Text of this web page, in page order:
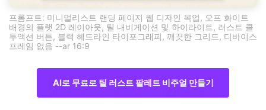
프롬프트: 미니멀리스트 랜딩 페이지 웹 디자인 목업, 오프 화이트
배경의 플랫 2D 레이아웃, 틸 내비게이션 및 하이라이트, 러스트 콜
투액션 버튼, 블랙 헤드라인 타이포그래피, 깨끗한 그리드, 디바이스
프레임 없음 --ar 16:9
AI로 무료로 틸 러스트 팔레트 비주얼 만들기